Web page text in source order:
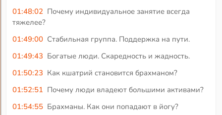
01:48:02 Почему индивидуальное занятие всегда
тяжелее?
01:49:00 Стабильная группа. Поддержка на пути.
01:49:43 Богатые люди. Скаредность и жадность.
01:50:23 Как кшатрий становится брахманом?
01:52:51 Почему люди владеют большими активами?
01:54:55 Брахманы. Как они попадают в йогу?